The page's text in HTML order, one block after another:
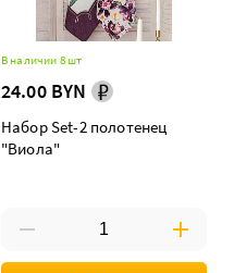
В наличии 8 шт
24.00 BYN
Набор Set-2 полотенец
"Виола"